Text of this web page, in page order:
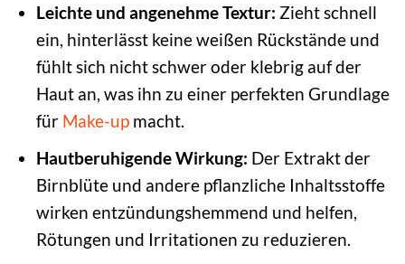
Leichte und angenehme Textur: Zieht schnell
ein, hinterlässt keine weißen Rückstände und
fühlt sich nicht schwer oder klebrig auf der
Haut an, was ihn zu einer perfekten Grundlage
für Make-upmacht.
Hautberuhigende Wirkung: Der Extrakt der
Birnblüte und andere pflanzliche Inhaltsstoffe
wirken entzündungshemmend und helfen,
Rötungen und Irritationen zu reduzieren.